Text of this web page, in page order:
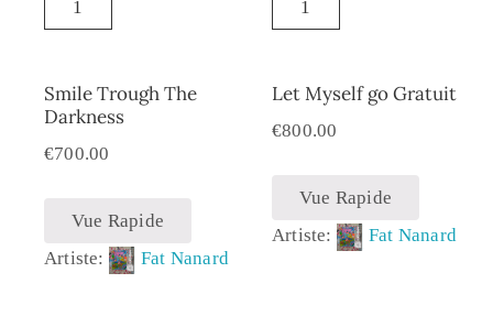
Smile Trough The
Darkness
€700.00
Vue Rapide
Artiste:
Fat Nanard
Let Myself go Gratuit
€800.00
Vue Rapide
Artiste:
Fat Nanard